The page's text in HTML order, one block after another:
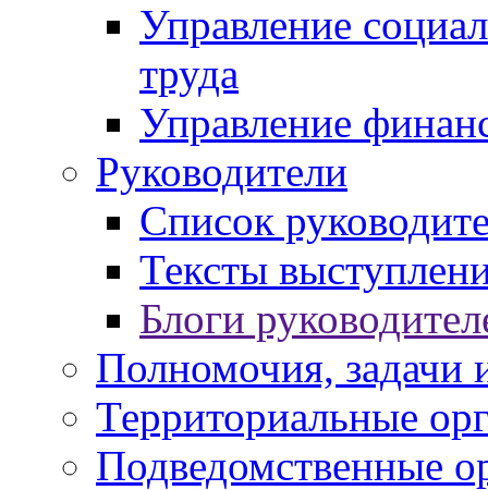
Управление
труда
Управление
Руководители
Список
Тексты
Блоги
Полномочия, задачи
Территориальные
Подведомственные